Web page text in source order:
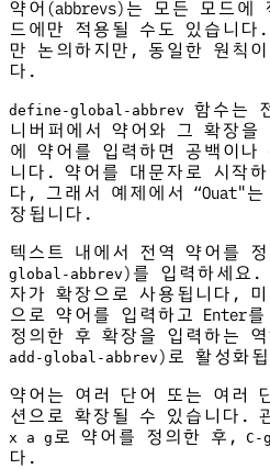
약어(abbrevs)는 모든 모드
드에만 적용될 수도 있습니
만 논의하지만, 동일한 원칙
다.
define-global-abbrev
함수는
니버퍼에서 약어와 그 확장
에 약어를 입력하면 공백이
니다. 약어를 대문자로 시작
다, 그래서 예제에서 “Ouat"
장됩니다.
텍스트 내에서 전역 약어를 정
global-abbrev)를 입력하세요.
자가 확장으로 사용됩니다,
으로 약어를 입력하고 Enter
정의한 후 확장을 입력하는 역
add-global-abbrev)로 활성화
약어는 여러 단어 또는 여러
션으로 확장될 수 있습니다.
x a g 로 약어를 정의한 후, C-g
다.